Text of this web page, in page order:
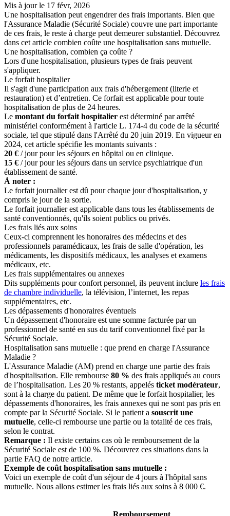
Mis à jour le 17 févr, 2026
Une hospitalisation peut engendrer des frais importants. Bien que
l'Assurance Maladie (Sécurité Sociale) couvre une part importante
de ces frais, le reste à charge peut demeurer substantiel. Découvrez
dans cet article combien coûte une hospitalisation sans mutuelle.
Une hospitalisation, combien ça coûte ?
Lors d'une hospitalisation, plusieurs types de frais peuvent
s'appliquer.
Le forfait hospitalier
Il s'agit d'une participation aux frais d'hébergement (literie et
restauration) et d’entretien. Ce forfait est applicable pour toute
hospitalisation de plus de 24 heures.
Le montant du forfait hospitalier est déterminé par arrêté
ministériel conformément à l'article L. 174-4 du code de la sécurité
sociale, tel que stipulé dans l'Arrêté du 20 juin 2019. En vigueur en
2024, cet article spécifie les montants suivants :
20 € / jour pour les séjours en hôpital ou en clinique.
15 € / jour pour les séjours dans un service psychiatrique d'un
établissement de santé.
À noter :
Le forfait journalier est dû pour chaque jour d'hospitalisation, y
compris le jour de la sortie.
Le forfait journalier est applicable dans tous les établissements de
santé conventionnés, qu'ils soient publics ou privés.
Les frais liés aux soins
Ceux-ci comprennent les honoraires des médecins et des
professionnels paramédicaux, les frais de salle d'opération, les
médicaments, les dispositifs médicaux, les analyses et examens
médicaux, etc.
Les frais supplémentaires ou annexes
Dits suppléments pour confort personnel, ils peuvent inclure les frais
de chambre individuelle, la télévision, l’internet, les repas
supplémentaires, etc.
Les dépassements d'honoraires éventuels
Un dépassement d'honoraire est une somme facturée par un
professionnel de santé en sus du tarif conventionnel fixé par la
Sécurité Sociale.
Hospitalisation sans mutuelle : que prend en charge l'Assurance
Maladie ?
L'Assurance Maladie (AM) prend en charge une partie des frais
d'hospitalisation. Elle rembourse 80 % des frais appliqués au cours
de l’hospitalisation. Les 20 % restants, appelés ticket modérateur,
sont à la charge du patient. De même que le forfait hospitalier, les
dépassements d'honoraires, les frais annexes qui ne sont pas pris en
compte par la Sécurité Sociale. Si le patient a souscrit une
mutuelle, celle-ci rembourse une partie ou la totalité de ces frais,
selon le contrat.
Remarque : Il existe certains cas où le remboursement de la
Sécurité Sociale est de 100 %. Découvrez ces situations dans la
partie FAQ de notre article.
Exemple de coût hospitalisation sans mutuelle :
Voici un exemple de coût d'un séjour de 4 jours à l'hôpital sans
mutuelle. Nous allons estimer les frais liés aux soins à 8 000 €.
Remboursement